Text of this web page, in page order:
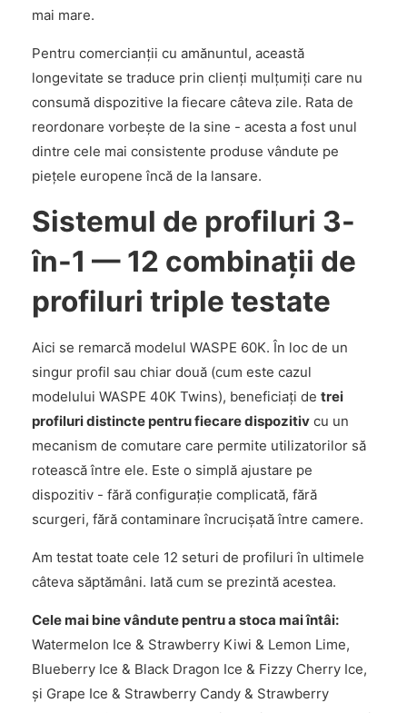
mai mare.
Pentru comercianții cu amănuntul, această
longevitate se traduce prin clienți mulțumiți care nu
consumă dispozitive la fiecare câteva zile. Rata de
reordonare vorbește de la sine - acesta a fost unul
dintre cele mai consistente produse vândute pe
piețele europene încă de la lansare.
Sistemul de profiluri 3-
în-1 — 12 combinații de
profiluri triple testate
Aici se remarcă modelul WASPE 60K. În loc de un
singur profil sau chiar două (cum este cazul
modelului WASPE 40K Twins), beneficiați de trei
profiluri distincte pentru fiecare dispozitiv cu un
mecanism de comutare care permite utilizatorilor să
rotească între ele. Este o simplă ajustare pe
dispozitiv - fără configurație complicată, fără
scurgeri, fără contaminare încrucișată între camere.
Am testat toate cele 12 seturi de profiluri în ultimele
câteva săptămâni. Iată cum se prezintă acestea.
Cele mai bine vândute pentru a stoca mai întâi:
Watermelon Ice & Strawberry Kiwi & Lemon Lime,
Blueberry Ice & Black Dragon Ice & Fizzy Cherry Ice,
și Grape Ice & Strawberry Candy & Strawberry